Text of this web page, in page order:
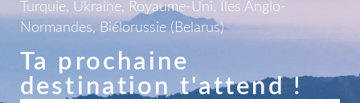
Turquie, Ukraine, Royaume-Uni, Îles Anglo-
Normandes, Biélorussie (Belarus)
Ta prochaine
destination t'attend !